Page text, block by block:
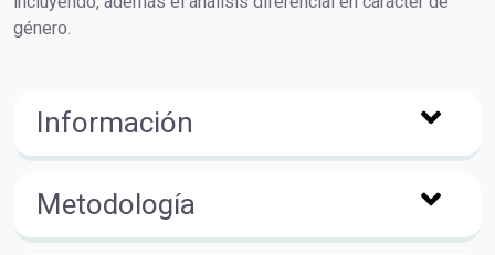
género.
Información
Metodología